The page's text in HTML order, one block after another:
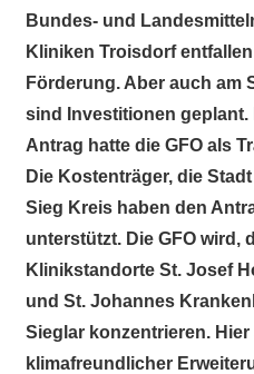
Bundes- und
Kliniken Troisdorf
Förderung. Aber auch am
sind Investitionen
Antrag hatte die GFO als
Die Kostenträger, die
Sieg Kreis haben den
unterstützt. Die GFO wird,
Klinikstandorte St. Josef
und St. Johannes
Sieglar konzentrieren.
klimafreundlicher